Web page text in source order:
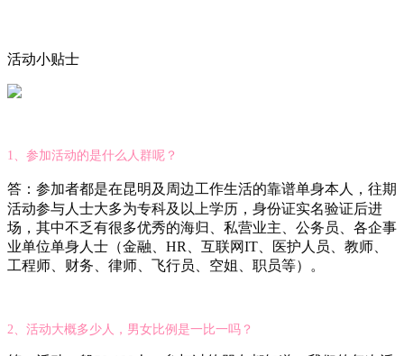
活动小贴士
1、参加活动的是什么人群呢？
答： 参加者都是在昆明及周边工作生活的靠谱单身本人，往期
活动参与人士大多为专科及以上学历，身份证实名验证后进
场 ， 其中不乏有很多优秀的海归、私营业主、公务员、各企事
业单位单身人士（金融、HR、互联网IT、医护人员、教师、
工程师、财务、律师、飞行员、空姐、职员等）。
2、活动大概多少人，男女比例是一比一吗？